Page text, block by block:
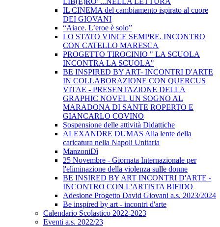
IL CINEMA del cambiamento ispirato al cuore
DEI GIOVANI
“Aiace. L’eroe è solo”
LO STATO VINCE SEMPRE. INCONTRO
CON CATELLO MARESCA
PROGETTO TIROCINIO " LA SCUOLA
INCONTRA LA SCUOLA"
BE INSPIRED BY ART- INCONTRI D'ARTE
IN COLLABORAZIONE CON QUERCUS
VITAE - PRESENTAZIONE DELLA
GRAPHIC NOVEL UN SOGNO AL
MARADONA DI SANTE ROPERTO E
GIANCARLO COVINO
Sospensione delle attività Didattiche
ALEXANDRE DUMAS Alla lente della
caricatura nella Napoli Unitaria
ManzoniDì
25 Novembre - Giornata Internazionale per
l'eliminazione della violenza sulle donne
BE INSIRED BY ART INCONTRI D'ARTE -
INCONTRO CON L'ARTISTA BIFIDO
Adesione Progetto David Giovani a.s. 2023/2024
Be inspired by art - incontri d'arte
Calendario Scolastico 2022-2023
Eventi a.s. 2022/23